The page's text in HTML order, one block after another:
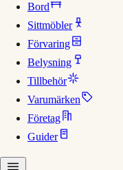
Bord
Sittmöbler
Förvaring
Belysning
Tillbehör
Varumärken
Företag
Guider